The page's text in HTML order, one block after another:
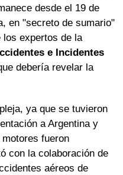
desde el 19 de
en "secreto de sumario"
los expertos de la
e Incidentes
debería revelar la
ya que se tuvieron
a Argentina y
fueron
con la colaboración de
aéreos de